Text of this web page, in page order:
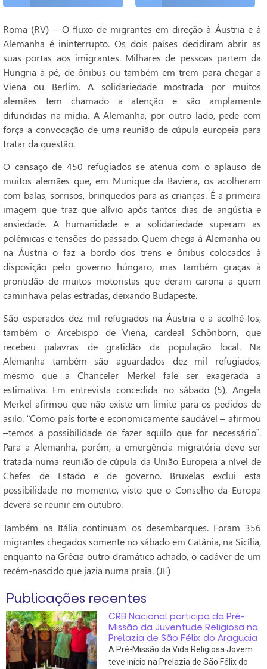
Roma (RV) – O fluxo de migrantes em direção à Áustria e à
Alemanha é ininterrupto. Os dois países decidiram abrir as
suas portas aos imigrantes. Milhares de pessoas partem da
Hungria à pé, de ônibus ou também em trem para chegar a
Viena ou Berlim. A solidariedade mostrada por muitos
alemães tem chamado a atenção e são amplamente
difundidas na mídia. A Alemanha, por outro lado, pede com
força a convocação de uma reunião de cúpula europeia para
tratar da questão.
O cansaço de 450 refugiados se atenua com o aplauso de
muitos alemães que, em Munique da Baviera, os acolheram
com balas, sorrisos, brinquedos para as crianças. É a primeira
imagem que traz que alívio após tantos dias de angústia e
ansiedade. A humanidade e a solidariedade superam as
polêmicas e tensões do passado. Quem chega à Alemanha ou
na Áustria o faz a bordo dos trens e ônibus colocados à
disposição pelo governo húngaro, mas também graças à
prontidão de muitos motoristas que deram carona a quem
caminhava pelas estradas, deixando Budapeste.
São esperados dez mil refugiados na Áustria e a acolhê-los,
também o Arcebispo de Viena, cardeal Schönborn, que
recebeu palavras de gratidão da população local. Na
Alemanha também são aguardados dez mil refugiados,
mesmo que a Chanceler Merkel fale ser exagerada a
estimativa. Em entrevista concedida no sábado (5), Angela
Merkel afirmou que não existe um limite para os pedidos de
asilo. “Como país forte e economicamente saudável – afirmou
–temos a possibilidade de fazer aquilo que for necessário”.
Para a Alemanha, porém, a emergência migratória deve ser
tratada numa reunião de cúpula da União Europeia a nível de
Chefes de Estado e de governo. Bruxelas exclui esta
possibilidade no momento, visto que o Conselho da Europa
deverá se reunir em outubro.
Também na Itália continuam os desembarques. Foram 356
migrantes chegados somente no sábado em Catânia, na Sicília,
enquanto na Grécia outro dramático achado, o cadáver de um
recém-nascido que jazia numa praia. (JE)
Publicações recentes
CRB Nacional participa da Pré-
Missão da Juventude Religiosa na
Prelazia de São Félix do Araguaia
A Pré-Missão da Vida Religiosa Jovem
teve início na Prelazia de São Félix do